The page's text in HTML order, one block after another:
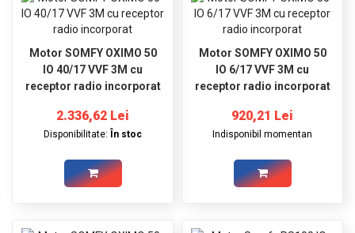
Motor SOMFY OXIMO 50
IO 40/17 VVF 3M cu
receptor radio incorporat
2.336,62 Lei
Disponibilitate: În stoc
Motor SOMFY OXIMO 50
IO 6/17 VVF 3M cu
receptor radio incorporat
920,21 Lei
Indisponibil momentan